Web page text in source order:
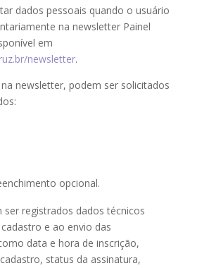
dados pessoais quando o usuário
na newsletter Painel
em
newsletter.
newsletter, podem ser solicitados
opcional.
ser registrados dados técnicos
e ao envio das
data e hora de inscrição,
status da assinatura,